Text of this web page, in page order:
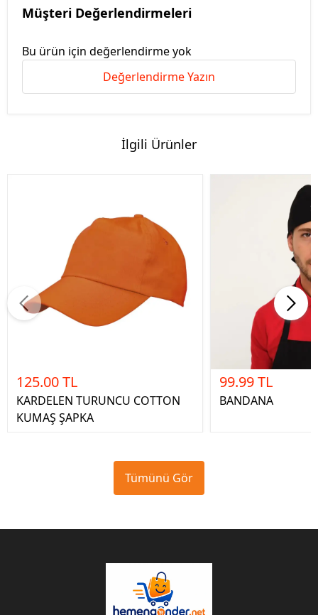
Müşteri Değerlendirmeleri
Bu ürün için değerlendirme yok
Değerlendirme Yazın
İlgili Ürünler
125.00 TL
KARDELEN TURUNCU COTTON
KUMAŞ ŞAPKA
99.99 TL
BANDANA
Tümünü Gör